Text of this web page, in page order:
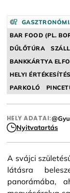
BAR FOOD (PL.
DŰLŐTÚRA
BANKKÁRTYA
HELYI ÉRTÉKESÍTÉS
PARKOLÓ
HELY ADATAI:
Nyitvatartás
A svájci
látásra
panorámába,